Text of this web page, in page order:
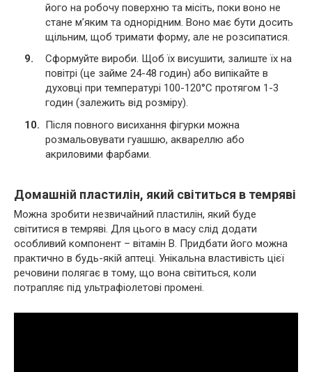
його на робочу поверхню та місіть, поки воно не
стане м’яким та однорідним. Воно має бути досить
щільним, щоб тримати форму, але не розсипатися.
Сформуйте вироби. Щоб їх висушити, залиште їх на
повітрі (це займе 24-48 годин) або випікайте в
духовці при температурі 100-120°C протягом 1-3
годин (залежить від розміру).
Після повного висихання фігурки можна
розмальовувати гуашшю, аквареллю або
акриловими фарбами.
Домашній пластилін, який світиться в темряві
Можна зробити незвичайний пластилін, який буде
світитися в темряві. Для цього в масу слід додати
особливий компонент – вітамін В. Придбати його можна
практично в будь-якій аптеці. Унікальна властивість цієї
речовини полягає в тому, що вона світиться, коли
потрапляє під ультрафіолетові промені.